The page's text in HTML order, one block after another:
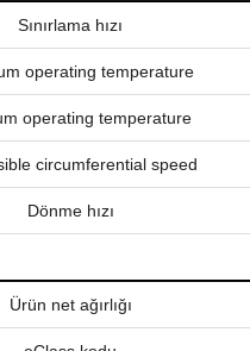
Sınırlama hızı
operating temperature
operating temperature
circumferential speed
Dönme hızı
Ürün net ağırlığı